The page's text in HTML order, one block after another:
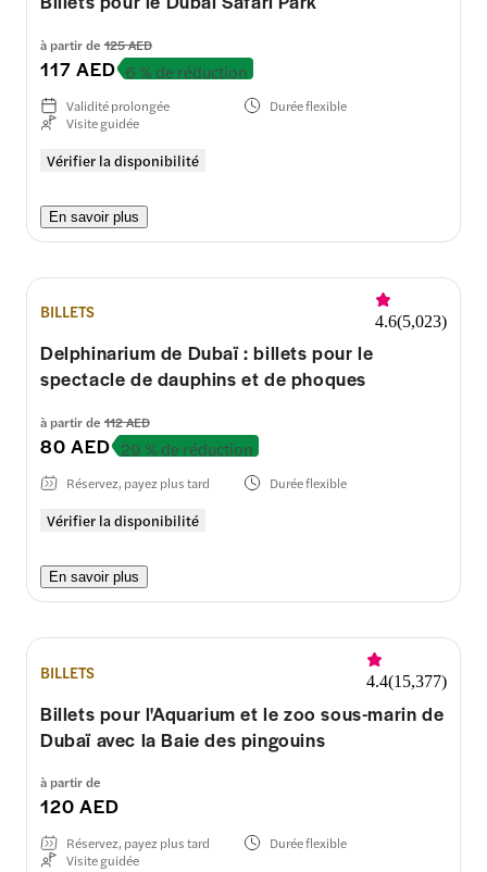
à partir de 125 AED
117 AED 6 % de réduction
Vérifier la disponibilité
Validité prolongée
Durée flexible
Visite guidée
En savoir plus
BILLETS 4.6(5,023)
Delphinarium de Dubaï : billets pour le
spectacle de dauphins et de phoques
à partir de 112 AED
80 AED 29 % de réduction
Vérifier la disponibilité
Réservez, payez plus tard Durée flexible
En savoir plus
BILLETS 4.4(15,377)
Billets pour l'Aquarium et le zoo sous-marin de
Dubaï avec la Baie des pingouins
à partir de
120 AED
Réservez, payez plus tard
Durée flexible
Visite guidée